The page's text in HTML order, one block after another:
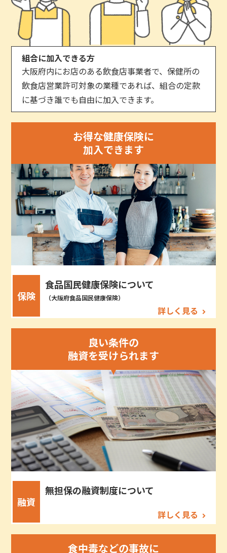
組合に加入できる方
大阪府内にお店のある飲食店事業者で、保健所の
飲食店営業許可対象の業種であれば、組合の定款
に基づき誰でも自由に加入できます。
お得な健康保険に
加入できます
保険
食品国民健康保険について
（大阪府食品国民健康保険）
詳しく見る
良い条件の
融資を受けられます
融資
無担保の融資制度について
詳しく見る
食中毒などの事故に